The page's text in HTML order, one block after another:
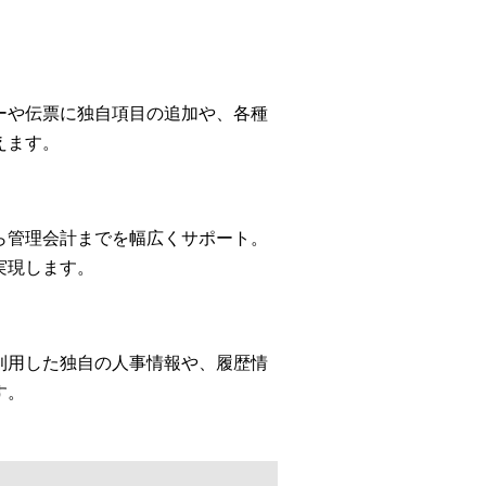
伝票に独自項目の追加や、各種
す。
理会計までを幅広くサポート。
します。
した独自の人事情報や、履歴情